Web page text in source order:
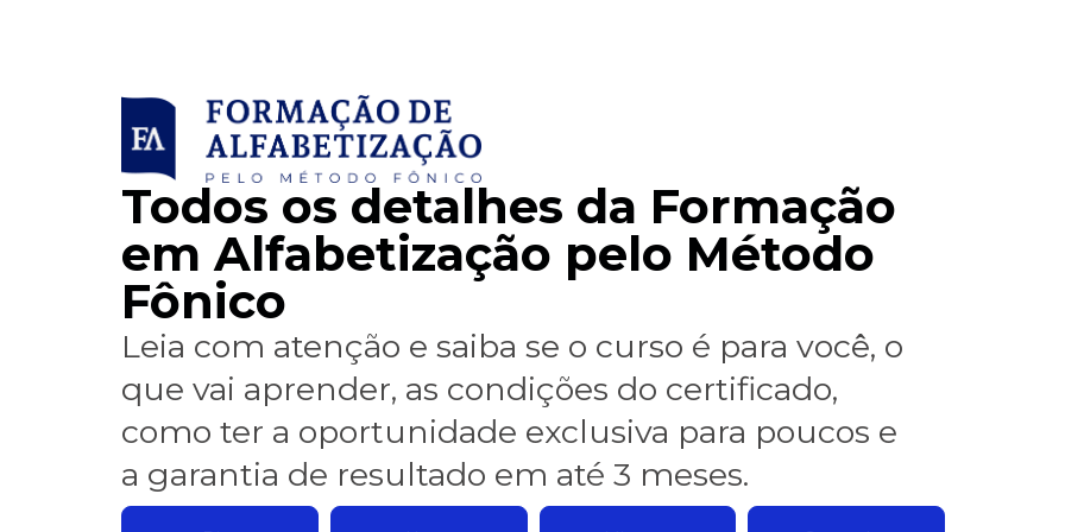
Todos os detalhes da Formação
em Alfabetização pelo Método
Fônico
Leia com atenção e saiba se o curso é para você, o
que vai aprender, as condições do certificado,
como ter a oportunidade exclusiva para poucos e
a garantia de resultado em até 3 meses.